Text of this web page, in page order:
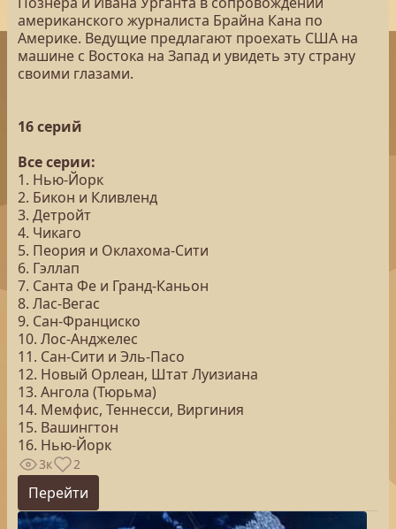
американского журналиста Брайна Кана по
Америке. Ведущие предлагают проехать США на
машине с Востока на Запад и увидеть эту страну
своими глазами.
16 серий
Все серии:
1. Нью-Йорк
2. Бикон и Кливленд
3. Детройт
4. Чикаго
5. Пеория и Оклахома-Сити
6. Гэллап
7. Санта Фе и Гранд-Каньон
8. Лас-Вегас
9. Сан-Франциско
10. Лос-Анджелес
11. Сан-Сити и Эль-Пасо
12. Новый Орлеан, Штат Луизиана
13. Ангола (Тюрьма)
14. Мемфис, Теннесси, Виргиния
15. Вашингтон
16. Нью-Йорк
3к 2
Перейти